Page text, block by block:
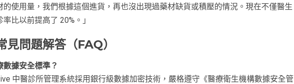
使用量，我們根據這個進貨，再也沒出現過藥材缺貨或積壓的情況。現在不僅醫生
比以前提高了 20%。」
問題解答（FAQ）
據安全標準？
中醫診所管理系統採用銀行級數據加密技術，嚴格遵守《醫療衛生機構數據安全管